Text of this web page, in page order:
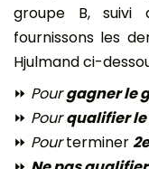
groupe B, suivi
fournissons les
Hjulmand ci-
⏩ Pourgagner le
⏩ Pourqualifier
⏩ Pourterminer2e